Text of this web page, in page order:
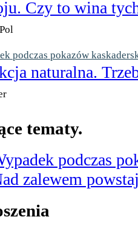
Czy to wina
podczas pokazów
naturalna.
tematy.
podczas
zalewem